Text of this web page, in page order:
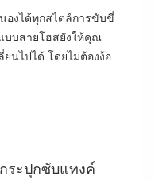
องได้ทุกสไตล์การขับขี่
บบสายโฮสยังให้คุณ
นไปได้ โดยไม่ต้องง้อ
ระปุกซับแทงค์